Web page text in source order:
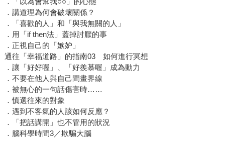
．講道理為何會破壞關係？
．「喜歡的人」和「與我無關的人」
．用「if then法」蓋掉討厭的事
．正視自己的「嫉妒」
通往「幸福道路」的指南03 如何進行冥想
．讓「好好喔」、「好羨慕喔」成為動力
．不要在他人與自己間畫界線
．被無心的一句話傷害時……
．慎選往來的對象
．遇到不客氣的人該如何反應？
．「把話講開」也不管用的狀況
．腦科學時間3／欺騙大腦